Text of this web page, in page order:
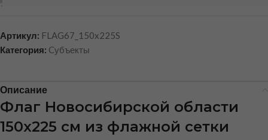
Артикул: FLAG67_150x225S
Категория: Cубъекты
Описание
Флаг Новосибирской области
150х225 см из флажной сетки